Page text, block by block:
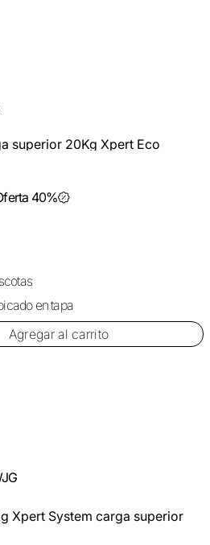
superior 20Kg Xpert Eco
40%
en tapa
Agregar al carrito
Xpert System carga superior